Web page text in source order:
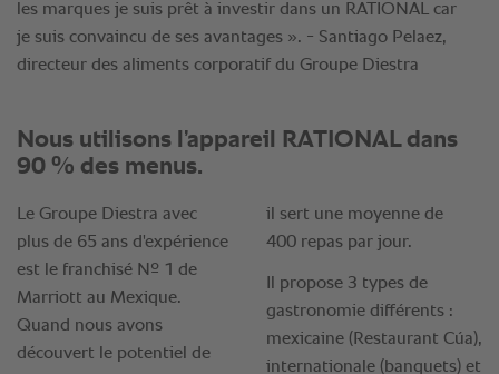
les marques je suis prêt à investir dans un RATIONAL car
je suis convaincu de ses avantages ». - Santiago Pelaez,
directeur des aliments corporatif du Groupe Diestra